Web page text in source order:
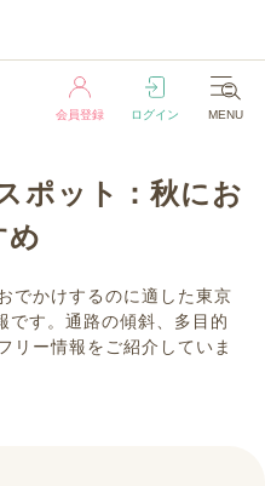
会員登録 ログイン MENU
会員登録 ログイン MENU
ポット：秋にお
め
でかけするのに適した東京
す。通路の傾斜、多目的
リー情報をご紹介していま